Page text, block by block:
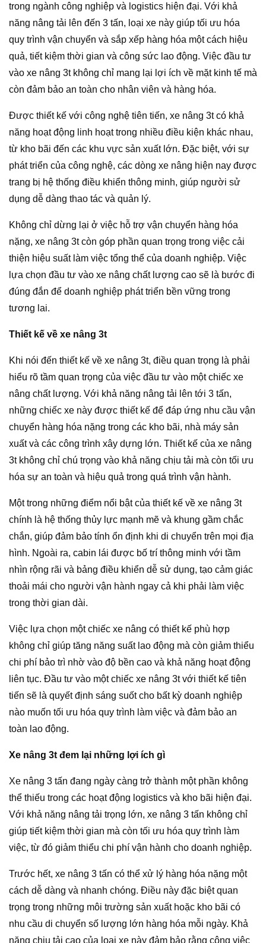
trong ngành công nghiệp và logistics hiện đại. Với khả
năng nâng tải lên đến 3 tấn, loại xe này giúp tối ưu hóa
quy trình vận chuyển và sắp xếp hàng hóa một cách hiệu
quả, tiết kiệm thời gian và công sức lao động. Việc đầu tư
vào xe nâng 3t không chỉ mang lại lợi ích về mặt kinh tế mà
còn đảm bảo an toàn cho nhân viên và hàng hóa.
Được thiết kế với công nghệ tiên tiến, xe nâng 3t có khả
năng hoạt động linh hoạt trong nhiều điều kiện khác nhau,
từ kho bãi đến các khu vực sản xuất lớn. Đặc biệt, với sự
phát triển của công nghệ, các dòng xe nâng hiện nay được
trang bị hệ thống điều khiển thông minh, giúp người sử
dụng dễ dàng thao tác và quản lý.
Không chỉ dừng lại ở việc hỗ trợ vận chuyển hàng hóa
nặng, xe nâng 3t còn góp phần quan trọng trong việc cải
thiện hiệu suất làm việc tổng thể của doanh nghiệp. Việc
lựa chọn đầu tư vào xe nâng chất lượng cao sẽ là bước đi
đúng đắn để doanh nghiệp phát triển bền vững trong
tương lai.
Thiết kế về xe nâng 3t
Khi nói đến thiết kế về xe nâng 3t, điều quan trọng là phải
hiểu rõ tầm quan trọng của việc đầu tư vào một chiếc xe
nâng chất lượng. Với khả năng nâng tải lên tới 3 tấn,
những chiếc xe này được thiết kế để đáp ứng nhu cầu vận
chuyển hàng hóa nặng trong các kho bãi, nhà máy sản
xuất và các công trình xây dựng lớn. Thiết kế của xe nâng
3t không chỉ chú trọng vào khả năng chịu tải mà còn tối ưu
hóa sự an toàn và hiệu quả trong quá trình vận hành.
Một trong những điểm nổi bật của thiết kế về xe nâng 3t
chính là hệ thống thủy lực mạnh mẽ và khung gầm chắc
chắn, giúp đảm bảo tính ổn định khi di chuyển trên mọi địa
hình. Ngoài ra, cabin lái được bố trí thông minh với tầm
nhìn rộng rãi và bảng điều khiển dễ sử dụng, tạo cảm giác
thoải mái cho người vận hành ngay cả khi phải làm việc
trong thời gian dài.
Việc lựa chọn một chiếc xe nâng có thiết kế phù hợp
không chỉ giúp tăng năng suất lao động mà còn giảm thiểu
chi phí bảo trì nhờ vào độ bền cao và khả năng hoạt động
liên tục. Đầu tư vào một chiếc xe nâng 3t với thiết kế tiên
tiến sẽ là quyết định sáng suốt cho bất kỳ doanh nghiệp
nào muốn tối ưu hóa quy trình làm việc và đảm bảo an
toàn lao động.
Xe nâng 3t đem lại những lợi ích gì
Xe nâng 3 tấn đang ngày càng trở thành một phần không
thể thiếu trong các hoạt động logistics và kho bãi hiện đại.
Với khả năng nâng tải trọng lớn, xe nâng 3 tấn không chỉ
giúp tiết kiệm thời gian mà còn tối ưu hóa quy trình làm
việc, từ đó giảm thiểu chi phí vận hành cho doanh nghiệp.
Trước hết, xe nâng 3 tấn có thể xử lý hàng hóa nặng một
cách dễ dàng và nhanh chóng. Điều này đặc biệt quan
trọng trong những môi trường sản xuất hoặc kho bãi có
nhu cầu di chuyển số lượng lớn hàng hóa mỗi ngày. Khả
năng chịu tải cao của loại xe này đảm bảo rằng công việc